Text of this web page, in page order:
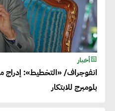
أخبار
انفوجراف/ «التخطيط»: إدراج
بلومبرج للابتكار